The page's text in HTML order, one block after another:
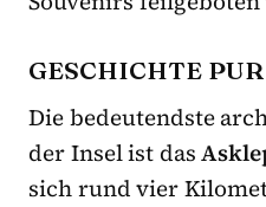
GESCHICHTE
Die bedeutendste
der Insel ist das
sich rund vier